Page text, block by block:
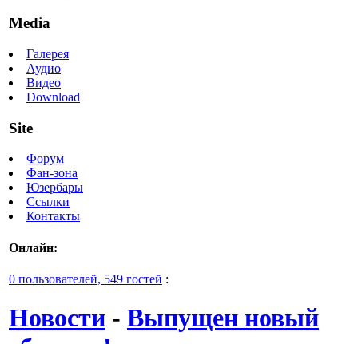
Media
Галерея
Аудио
Видео
Download
Site
Форум
Фан-зона
Юзербары
Ссылки
Контакты
Онлайн:
0 пользователей, 549 гостей :
Новости - Выпущен новый